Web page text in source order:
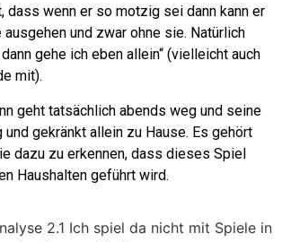
dass wenn er so motzig sei dann kann er
und zwar ohne sie. Natürlich
gehe ich eben allein“ (vielleicht auch
mit).
geht tatsächlich abends weg und seine
gekränkt allein zu Hause. Es gehört
dazu zu erkennen, dass dieses Spiel
Haushalten geführt wird.